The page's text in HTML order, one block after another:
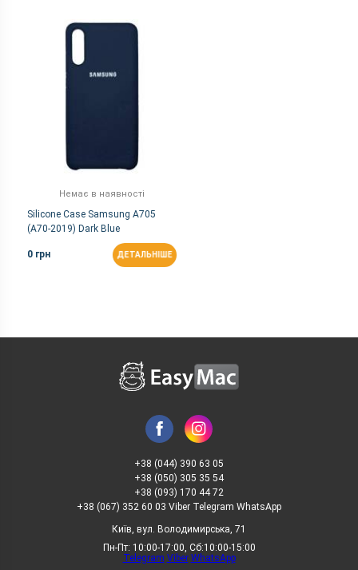
Немає в наявності
Silicone Case Samsung A705
(A70-2019) Dark Blue
0 грн ДЕТАЛЬНІШЕ
+38 (044) 390 63 05
+38 (050) 305 35 54
+38 (093) 170 44 72
+38 (067) 352 60 03 Viber Telegram WhatsApp
Київ, вул. Володимирська, 71
Пн-Пт: 10:00-17:00, Сб:10:00-15:00
Telegram Viber WhatsApp